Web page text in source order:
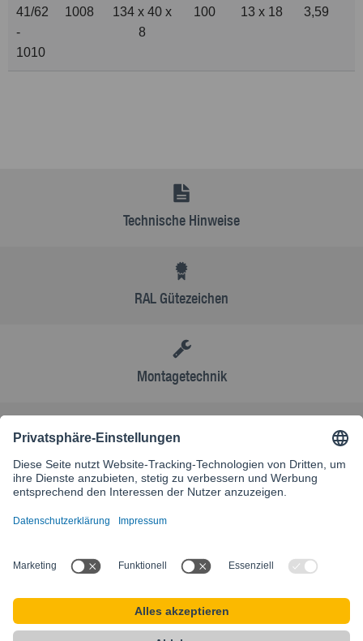
41/62
-
1010
1008
134 x 40 x
8
100 13 x 18 3,59
Technische Hinweise
RAL Gütezeichen
Montagetechnik
Kontakt
SIKLA INTERNATIONAL